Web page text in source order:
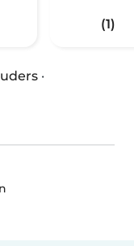
(1)
·